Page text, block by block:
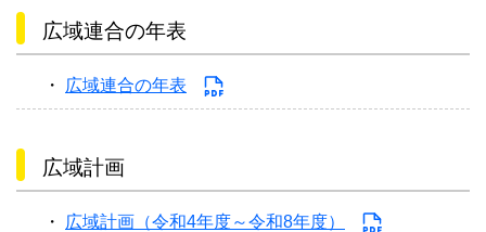
広域連合の年表
広域連合の年表
広域計画
広域計画（令和4年度～令和8年度）